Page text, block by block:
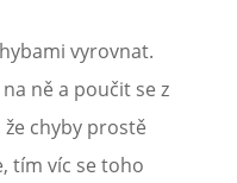
vyrovnat.
ně a poučit se z
chyby prostě
tím víc se toho